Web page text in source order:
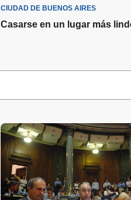
CIUDAD DE BUENOS AIRES
Casarse en un lugar más